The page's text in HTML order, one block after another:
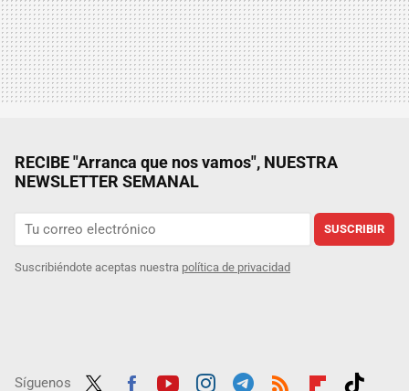
RECIBE "Arranca que nos vamos", NUESTRA
NEWSLETTER SEMANAL
SUSCRIBIR
Suscribiéndote aceptas nuestra política de privacidad
Síguenos